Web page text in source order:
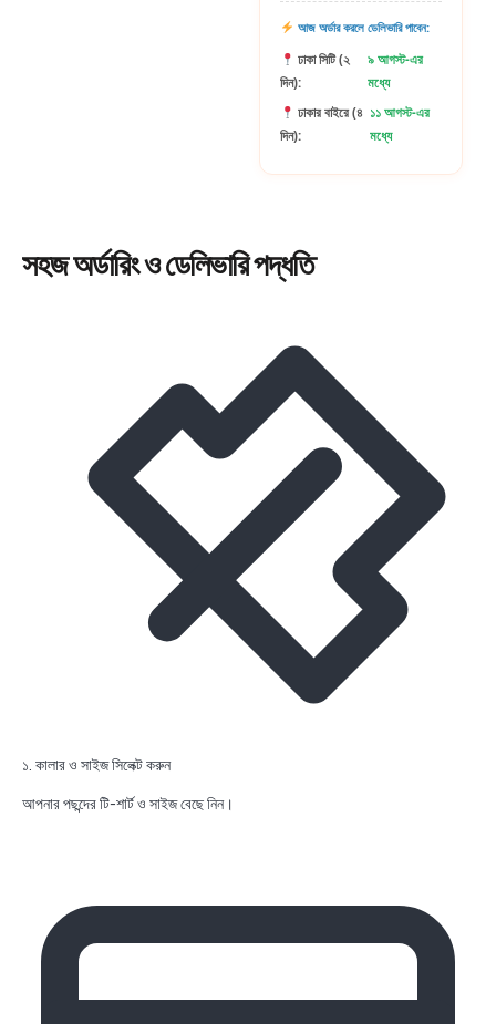
আজ অর্ডার করলে ডেলিভারি পাবেন:
ঢাকা সিটি (২
দিন):
৯ আগস্ট-এর
মধ্যে
ঢাকার বাইরে (৪
দিন):
১১ আগস্ট-এর
মধ্যে
সহজঅর্ডারিংও ডেলিভারি পদ্ধতি
১. কালার ও সাইজ সিলেক্ট করুন
আপনার পছন্দের টি-শার্ট ও সাইজ বেছে নিন।